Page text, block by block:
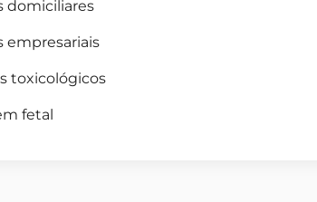
domiciliares
empresariais
toxicológicos
fetal